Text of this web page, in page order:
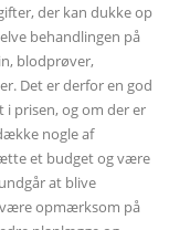
der kan dukke op
behandlingen på
blodprøver,
Det er derfor en god
prisen, og om der er
nogle af
et budget og være
at blive
være opmærksom på